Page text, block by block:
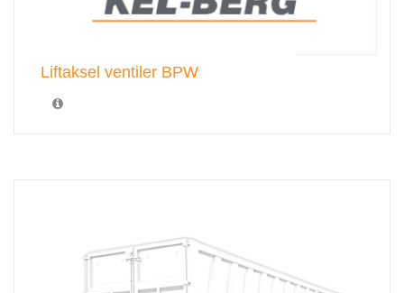
Liftaksel ventiler BPW